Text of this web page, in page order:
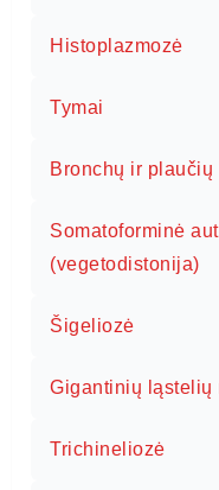
Histoplazmozė
Tymai
Bronchų ir
Somatoforminė
(vegetodistonija)
Šigeliozė
Gigantinių ląstelių
Trichineliozė